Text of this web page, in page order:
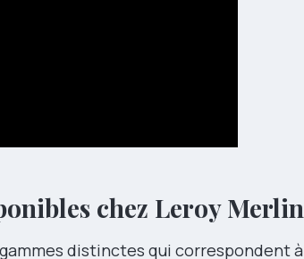
chez Leroy Merlin
distinctes qui correspondent à